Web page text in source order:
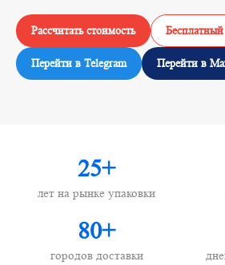
Рассчитать стоимость Бесплатный
Перейти в Telegram Перейти в
25+
лет на рынке упаковки
80+
городов доставки